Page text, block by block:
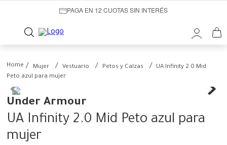
PAGA EN 12 CUOTAS SIN INTERÉS
Mujer Vestuario Petos y Calzas
UA Infinity 2.0 Mid
Peto azul para mujer
Under Armour
UA Infinity 2.0 Mid Peto azul para
mujer